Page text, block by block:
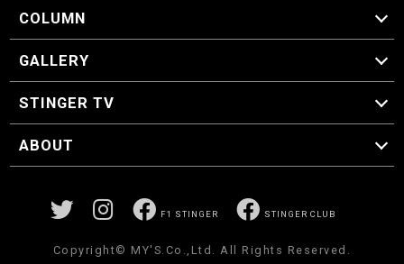
F1 日程
F1 データ
COLUMN
マイ・ワンダフル・サーキット
スクーデリア・一方通行
F1に燃え、ゴルフに泣く日々。
スティングくんの部屋
GALLERY
GALLERY
STINGER TV
STINGER TV
ABOUT
F1 STINGER STINGER CLUB
Copyright© MY'S.Co.,Ltd. All Rights Reserved.